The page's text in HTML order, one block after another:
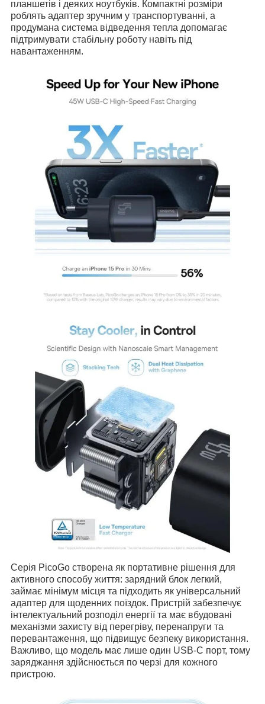
планшетів і деяких ноутбуків. Компактні розміри
роблять адаптер зручним у транспортуванні, а
продумана система відведення тепла допомагає
підтримувати стабільну роботу навіть під
навантаженням.
Серія PicoGo створена як портативне рішення для
активного способу життя: зарядний блок легкий,
займає мінімум місця та підходить як універсальний
адаптер для щоденних поїздок. Пристрій забезпечує
інтелектуальний розподіл енергії та має вбудовані
механізми захисту від перегріву, перенапруги та
перевантаження, що підвищує безпеку використання.
Важливо, що модель має лише один USB-C порт, тому
заряджання здійснюється по черзі для кожного
пристрою.